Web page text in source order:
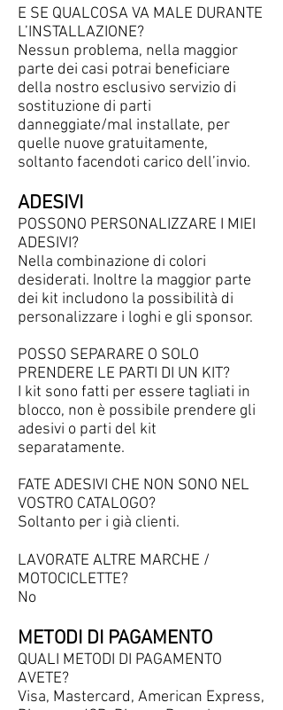
E SE QUALCOSA VA MALE DURANTE
L’INSTALLAZIONE?
Nessun problema, nella maggior
parte dei casi potrai beneficiare
della nostro esclusivo servizio di
sostituzione di parti
danneggiate/mal installate, per
quelle nuove gratuitamente,
soltanto facendoti carico dell’invio.​
ADESIVI
POSSONO PERSONALIZZARE I MIEI
ADESIVI?
Nella combinazione di colori
desiderati. Inoltre la maggior parte
dei kit includono la possibilità di
personalizzare i loghi e gli sponsor.
POSSO SEPARARE O SOLO
PRENDERE LE PARTI DI UN KIT?
I kit sono fatti per essere tagliati in
blocco, non è possibile prendere gli
adesivi o parti del kit
separatamente.
FATE ADESIVI CHE NON SONO NEL
VOSTRO CATALOGO?
Soltanto per i già clienti.
LAVORATE ALTRE MARCHE /
MOTOCICLETTE?
No
METODI DI PAGAMENTO
QUALI METODI DI PAGAMENTO
AVETE?
Visa, Mastercard, American Express,